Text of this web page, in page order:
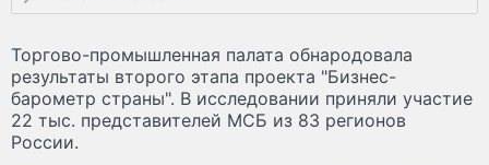
Торгово-промышленная палата обнародовала
результаты второго этапа проекта "Бизнес-
барометр страны". В исследовании приняли участие
22 тыс. представителей МСБ из 83 регионов
России.